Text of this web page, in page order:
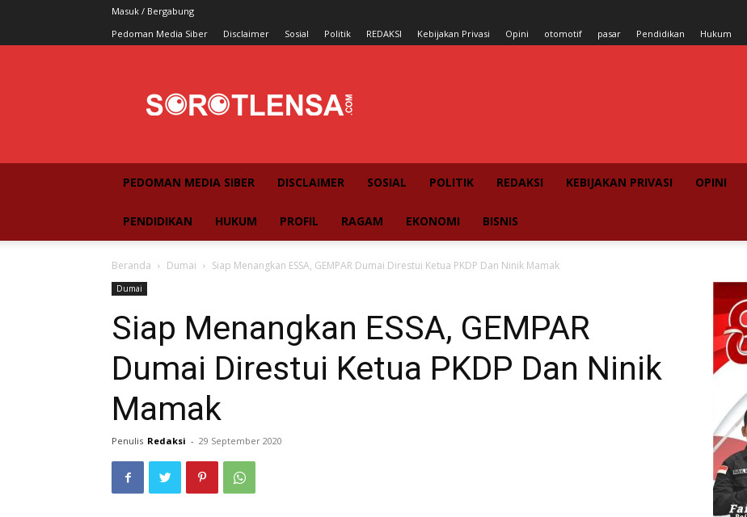
Masuk / Bergabung
Pedoman Media Siber
Disclaimer Sosial Politik REDAKSI Kebijakan Privasi Opini otomotif pasar Pendidikan Hukum
PEDOMAN MEDIA SIBER DISCLAIMER SOSIAL POLITIK REDAKSI KEBIJAKAN PRIVASI OPINI
PENDIDIKAN HUKUM PROFIL RAGAM EKONOMI BISNIS
Beranda Dumai Siap Menangkan ESSA, GEMPAR Dumai Direstui Ketua PKDP Dan Ninik Mamak
Dumai
Siap Menangkan ESSA, GEMPAR
Dumai Direstui Ketua PKDP Dan Ninik
Mamak
Penulis Redaksi - 29 September 2020